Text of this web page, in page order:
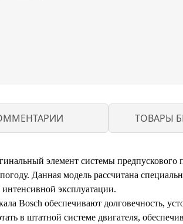
ТОВАРЫ
элемент системы предпускового
Данная модель рассчитана
эксплуатации.
Bosch обеспечивают долговечность,
в штатной системе двигателя,